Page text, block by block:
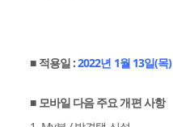
■ 적용일 :2022년 1월 13일(목)
■ 모바일 다음 주요 개편 사항